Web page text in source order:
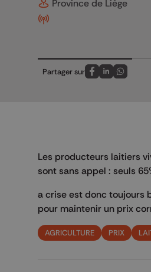
Province de Liège
Partager sur
Partagez sur
Partagez sur
Partagez
Les producteurs laitiers
sont sans appel : seuls
a crise est donc toujours
pour maintenir un prix
AGRICULTURE PRIX